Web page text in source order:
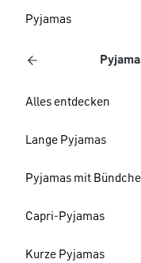
Pyjamas
Alles entdecken
Lange Pyjamas
Pyjamas mit
Capri-Pyjamas
Kurze Pyjamas